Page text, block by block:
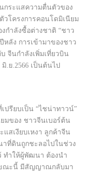
กระแสความตื่นตัวของ
วโครงการคอนโดมิเนียม
กำลังซื้อต่างชาติ “ชาว
ลัง การเข้ามาของชาว
จีนกำลังเพิ่มเที่ยวบิน
.ย.2566 เป็นต้นไป
ปรียบเป็น “ไชน่าทาวน์”
มของ ชาวจีนเบอร์ต้น
แสเงียบเหงา ลูกค้าจีน
ที่ดินถูกชะลอไปในช่วง
ทำให้ผู้พัฒนา ต้องนำ
ณะนี้ มีสัญญาณกลับมา